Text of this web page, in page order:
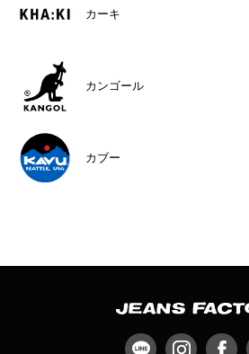
カーキ
カンゴール
カブー